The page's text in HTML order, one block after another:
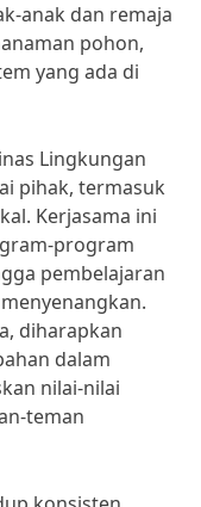
anak dan remaja
pohon,
yang ada di
Lingkungan
pihak, termasuk
Kerjasama ini
program
pembelajaran
diharapkan
dalam
nilai-nilai
teman